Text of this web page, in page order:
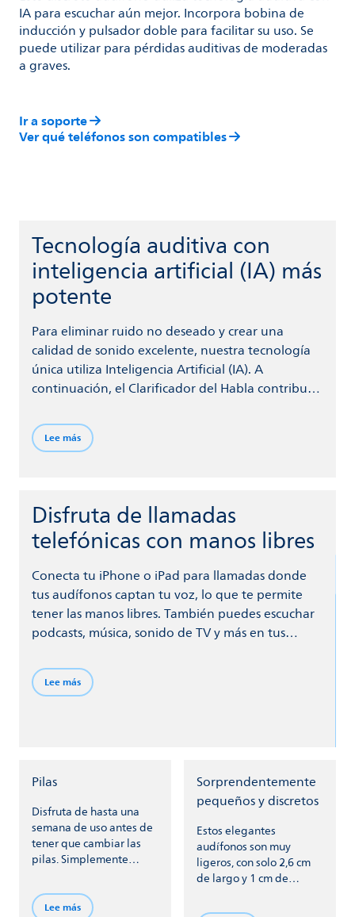
IA para escuchar aún mejor. Incorpora bobina de
inducción y pulsador doble para facilitar su uso. Se
puede utilizar para pérdidas auditivas de moderadas
a graves.
Ir a soporte
Ver qué teléfonos son compatibles
Tecnología auditiva con
inteligencia artificial (IA) más
potente
Para eliminar ruido no deseado y crear una
calidad de sonido excelente, nuestra tecnología
única utiliza Inteligencia Artificial (IA). A
continuación, el Clarificador del Habla contribuye
cuando estás en un ambiente ruidoso. Mientras
tanto, SoundProtect minimiza el sonido del
Lee más
Disfruta de llamadas
telefónicas con manos libres
Conecta tu iPhone o iPad para llamadas donde
tus audífonos captan tu voz, lo que te permite
tener las manos libres. También puedes escuchar
podcasts, música, sonido de TV y más en tus
mediante tecnología inalámbrica Bluetooth®.
Lee más
Pilas
Disfruta de hasta una
semana de uso antes de
tener que cambiar las
pilas. Simplemente
cuando se agoten las
antiguas.
Lee más
Sorprendentemente
pequeños y discretos
Estos elegantes
audífonos son muy
ligeros, con solo 2,6 cm
de largo y 1 cm de